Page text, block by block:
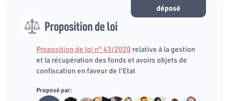
déposé
Proposition de loi
Proposition de loi n° 43/2020 relative à la gestion
et la récupération des fonds et avoirs objets de
confiscation en faveur de l'Etat
Proposé par: